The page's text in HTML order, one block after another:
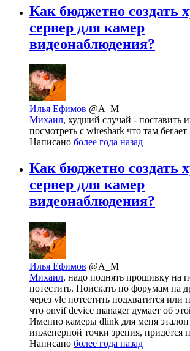
Как бюджетно создать
сервер для камер
видеонаблюдения?
Илья Ефимов @A_M
Михаил, худший случай - поставить
посмотреть с wireshark что там бегает
Написано более года назад
Как бюджетно создать
сервер для камер
видеонаблюдения?
Илья Ефимов @A_M
Михаил, надо поднять прошивку на
потестить. Поискать по форумам на
через vlc потестить подхватится или
что onvif device manager думает об
Именно камеры dlink для меня эталон
инженерной точки зрения, придется
Написано более года назад